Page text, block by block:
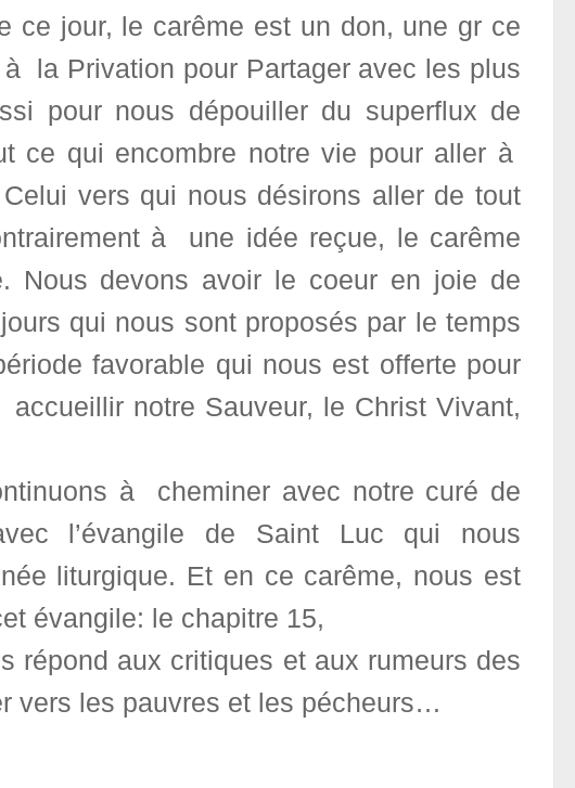
ce jour, le carême est un don, une gr ce
la Privation pour Partager avec les plus
pour nous dépouiller du superflux de
ce qui encombre notre vie pour aller à
vers qui nous désirons aller de tout
à une idée reçue, le carême
Nous devons avoir le coeur en joie de
qui nous sont proposés par le temps
favorable qui nous est offerte pour
notre Sauveur, le Christ Vivant,
à cheminer avec notre curé de
l’évangile de Saint Luc qui nous
liturgique. Et en ce carême, nous est
évangile: le chapitre 15,
répond aux critiques et aux rumeurs des
vers les pauvres et les pécheurs…